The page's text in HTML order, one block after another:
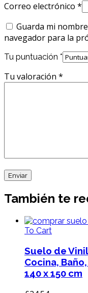
Correo electrónico *
Guarda mi
navegador para la
Tu puntuación *
Tu valoración *
También te
To Cart
Suelo de
Cocina,
140 x 150 cm